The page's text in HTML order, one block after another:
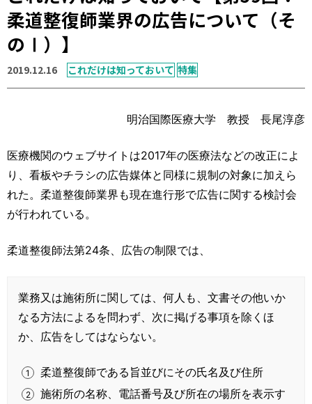
学会・セミナー情報
プライバシーポリシー
運営元 お問い合わせ
柔道整復師業界の広告について（そ
のⅠ）】
2019.12.16 これだけは知っておいて 特集
明治国際医療大学 教授 長尾淳彦
医療機関のウェブサイトは2017年の医療法などの改正によ
り、看板やチラシの広告媒体と同様に規制の対象に加えら
れた。柔道整復師業界も現在進行形で広告に関する検討会
が行われている。
柔道整復師法第24条、広告の制限では、
業務又は施術所に関しては、何人も、文書その他いか
なる方法によるを問わず、次に掲げる事項を除くほ
か、広告をしてはならない。
柔道整復師である旨並びにその氏名及び住所
施術所の名称、電話番号及び所在の場所を表示す